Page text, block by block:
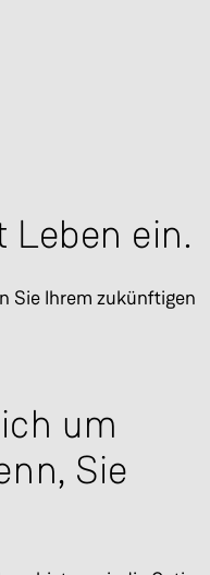
Leben ein.
Sie Ihrem zukünftigen
um
Sie